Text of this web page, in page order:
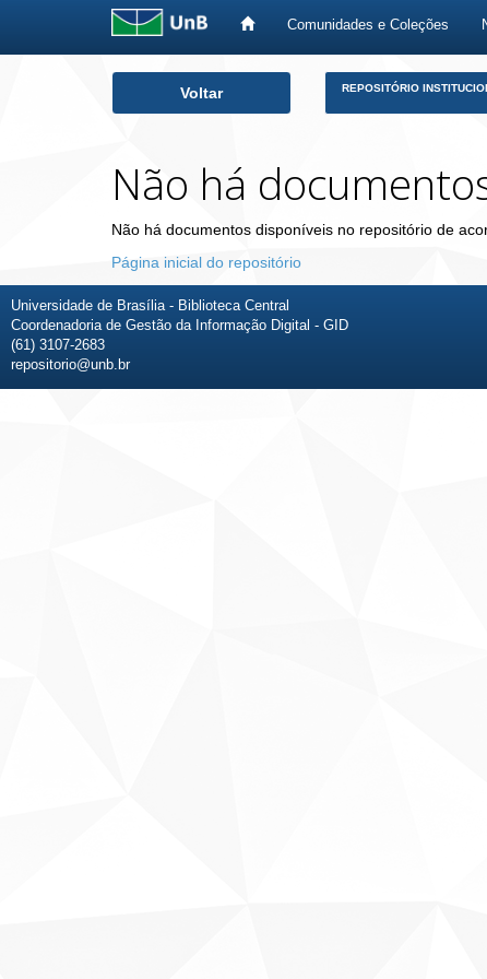
Comunidades e Coleções
Voltar REPOSITÓRIO
Não há
Não há documentos disponíveis no repositório de
Página inicial do repositório
Universidade de Brasília - Biblioteca Central
Coordenadoria de Gestão da Informação Digital - GID
(61) 3107-2683
repositorio@unb.br